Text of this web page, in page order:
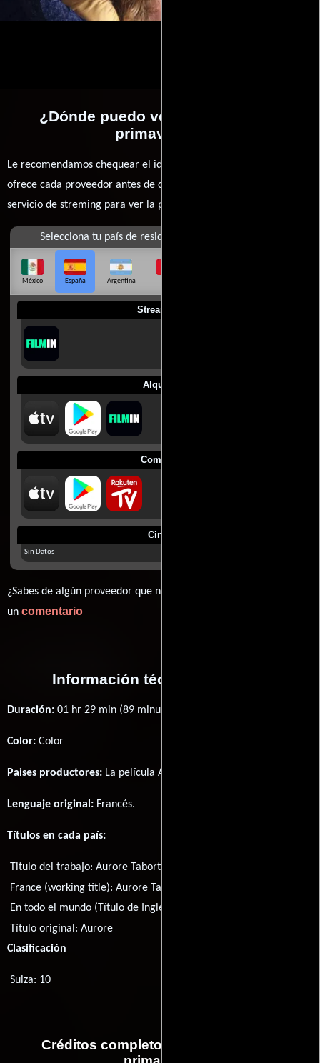
¿Dónde puedo ver la películas 50
primaveras?
Le recomendamos chequear el idioma, doblaje o subtítulos que
ofrece cada proveedor antes de comprar, alquilar o contratar un
servicio de streming para ver la películas.
Selecciona tu país de residencia
México España Argentina
Streaming
Alquilar
Comprar
Cines
Sin Datos
¿Sabes de algún proveedor que no estamos mostrando? déjanos
un comentario
Información técnica y general
Duración: 01 hr 29 min (89 minutos) .
Color: Color
Paises productores: La película Aurore fué producida en
Lenguaje original: Francés.
Títulos en cada país:
Titulo del trabajo:Aurore Tabort
France (working title):Aurore Tabort
En todo el mundo (Título de Inglés):
Título original:Aurore
Clasificación
Suiza: 10
Créditos completos de la película 50